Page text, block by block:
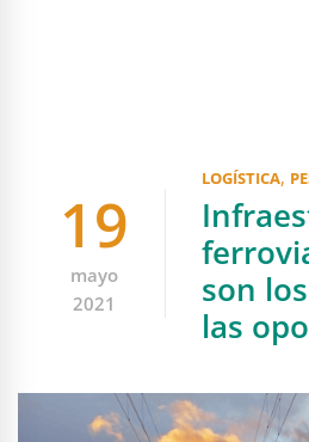
19
mayo
2021
LOGÍSTICA,
son
las